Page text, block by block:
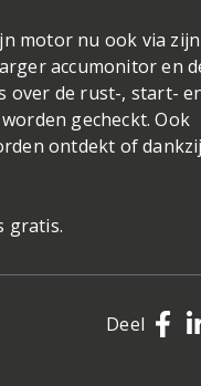
motor nu ook via zijn
accumonitor en
over de rust-, start-
gecheckt. Ook
ontdekt of
gratis.
Deel